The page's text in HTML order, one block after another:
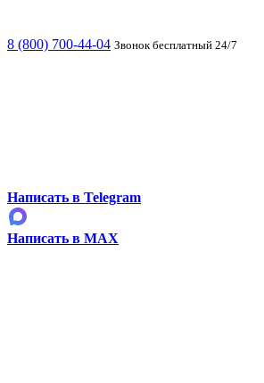
8 (800) 700-44-04 Звонок бесплатный 24/7
Написать в Telegram
Написать в MAX